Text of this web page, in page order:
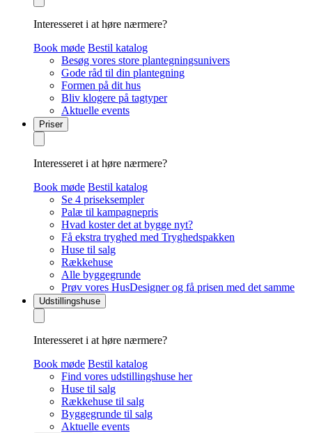
Interesseret i at høre nærmere?
Book møde Bestil katalog
Besøg vores store plantegningsunivers
Gode råd til din plantegning
Formen på dit hus
Bliv klogere på tagtyper
Aktuelle events
Priser
Interesseret i at høre nærmere?
Book møde Bestil katalog
Se 4 priseksempler
Palæ til kampagnepris
Hvad koster det at bygge nyt?
Få ekstra tryghed med Tryghedspakken
Huse til salg
Rækkehuse
Alle byggegrunde
Prøv vores HusDesigner og få prisen med det samme
Udstillingshuse
Interesseret i at høre nærmere?
Book møde Bestil katalog
Find vores udstillingshuse her
Huse til salg
Rækkehuse til salg
Byggegrunde til salg
Aktuelle events